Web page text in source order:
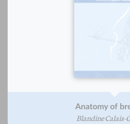
Anatomy of
Blandine Calais-